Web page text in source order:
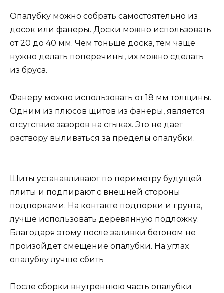
Опалубку можно собрать самостоятельно из
досок или фанеры. Доски можно использовать
от 20 до 40 мм. Чем тоньше доска, тем чаще
нужно делать поперечины, их можно сделать
из бруса.
Фанеру можно использовать от 18 мм толщины.
Одним из плюсов щитов из фанеры, является
отсутствие зазоров на стыках. Это не дает
раствору выливаться за пределы опалубки.
Щиты устанавливают по периметру будущей
плиты и подпирают с внешней стороны
подпорками. На контакте подпорки и грунта,
лучше использовать деревянную подложку.
Благодаря этому после заливки бетоном не
произойдет смещение опалубки. На углах
опалубку лучше сбить
После сборки внутреннюю часть опалубки